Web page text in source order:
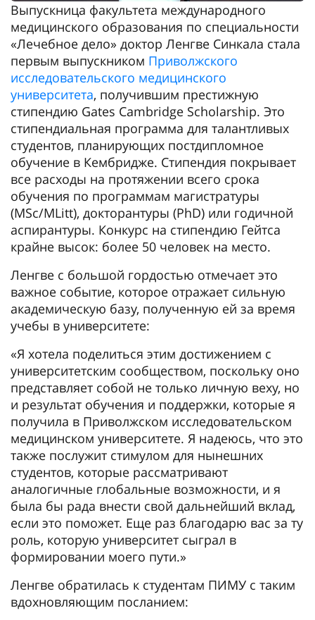
Выпускница факультета международного
медицинского образования по специальности
«Лечебное дело» доктор Ленгве Синкала стала
первым выпускником Приволжского
исследовательского медицинского
университета, получившим престижную
стипендию Gates Cambridge Scholarship. Это
стипендиальная программа для талантливых
студентов, планирующих постдипломное
обучение в Кембридже. Стипендия покрывает
все расходы на протяжении всего срока
обучения по программам магистратуры
(MSc/MLitt), докторантуры (PhD) или годичной
аспирантуры. Конкурс на стипендию Гейтса
крайне высок: более 50 человек на место.
Ленгве с большой гордостью отмечает это
важное событие, которое отражает сильную
академическую базу, полученную ей за время
учебы в университете:
«Я хотела поделиться этим достижением с
университетским сообществом, поскольку оно
представляет собой не только личную веху, но
и результат обучения и поддержки, которые я
получила в Приволжском исследовательском
медицинском университете. Я надеюсь, что это
также послужит стимулом для нынешних
студентов, которые рассматривают
аналогичные глобальные возможности, и я
была бы рада внести свой дальнейший вклад,
если это поможет. Еще раз благодарю вас за ту
роль, которую университет сыграл в
формировании моего пути.»
Ленгве обратилась к студентам ПИМУ с таким
вдохновляющим посланием: